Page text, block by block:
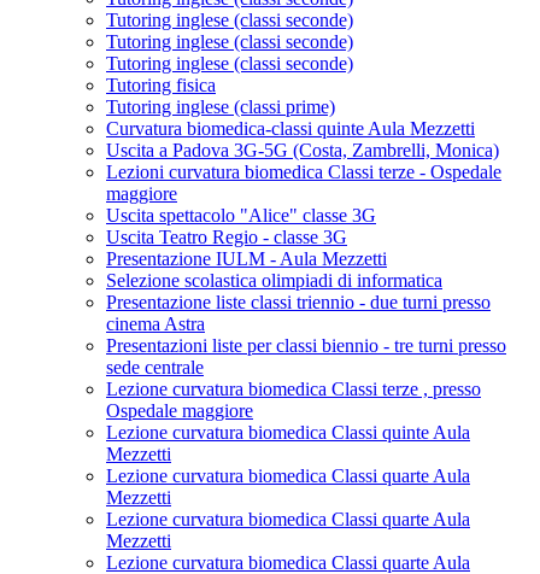
Tutoring inglese (classi seconde)
Tutoring inglese (classi seconde)
Tutoring inglese (classi seconde)
Tutoring fisica
Tutoring inglese (classi prime)
Curvatura biomedica-classi quinte Aula Mezzetti
Uscita a Padova 3G-5G (Costa, Zambrelli, Monica)
Lezioni curvatura biomedica Classi terze - Ospedale
maggiore
Uscita spettacolo "Alice" classe 3G
Uscita Teatro Regio - classe 3G
Presentazione IULM - Aula Mezzetti
Selezione scolastica olimpiadi di informatica
Presentazione liste classi triennio - due turni presso
cinema Astra
Presentazioni liste per classi biennio - tre turni presso
sede centrale
Lezione curvatura biomedica Classi terze , presso
Ospedale maggiore
Lezione curvatura biomedica Classi quinte Aula
Mezzetti
Lezione curvatura biomedica Classi quarte Aula
Mezzetti
Lezione curvatura biomedica Classi quarte Aula
Mezzetti
Lezione curvatura biomedica Classi quarte Aula